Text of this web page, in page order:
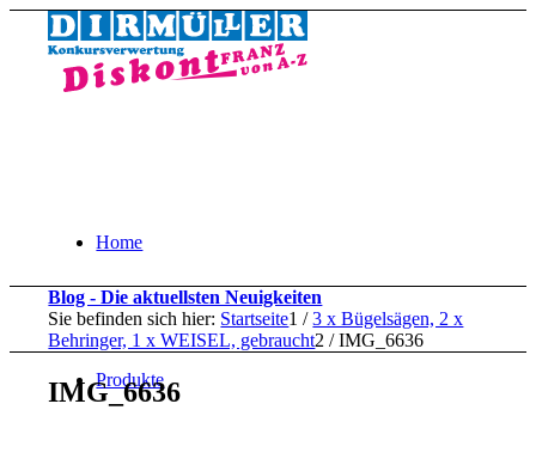
Home
Produkte
Blog - Die aktuellsten Neuigkeiten
Sie befinden sich hier: Startseite1 / 3 x Bügelsägen, 2 x
Behringer, 1 x WEISEL, gebraucht2 / IMG_6636
IMG_6636